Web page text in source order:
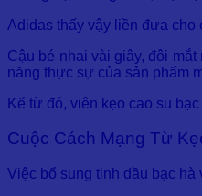
Adidas thấy vậy liền đưa cho
Cậu bé nhai vài giây, đôi
năng thực sự của sản phẩm
Kể từ đó, viên kẹo cao su
Cuộc Cách Mạng Từ
Việc bổ sung tinh dầu bạc